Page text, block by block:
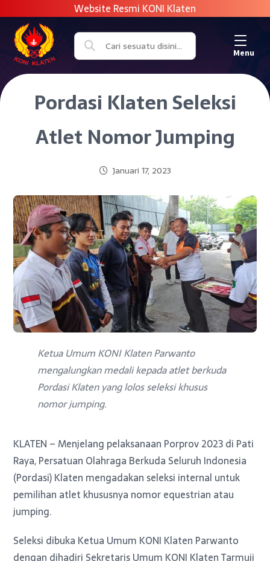
Menu
Pordasi Klaten Seleksi
Atlet Nomor Jumping
Januari 17, 2023
Ketua Umum KONI Klaten Parwanto
mengalungkan medali kepada atlet berkuda
Pordasi Klaten yang lolos seleksi khusus
nomor jumping.
KLATEN – Menjelang pelaksanaan Porprov 2023 di Pati
Raya, Persatuan Olahraga Berkuda Seluruh Indonesia
(Pordasi) Klaten mengadakan seleksi internal untuk
pemilihan atlet khususnya nomor equestrian atau
jumping.
Seleksi dibuka Ketua Umum KONI Klaten Parwanto
dengan dihadiri Sekretaris Umum KONI Klaten Tarmuji